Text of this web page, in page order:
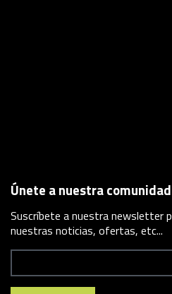
Únete a nuestra comunidad
Suscríbete a nuestra newsletter
nuestras noticias, ofertas, etc...